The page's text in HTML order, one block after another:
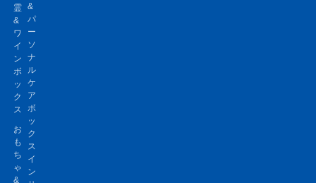
霊
&
ワ
イ
ン
ボ
ッ
ク
ス
お
も
ち
ゃ
&
&
パ
ー
ソ
ナ
ル
ケ
ア
ボ
ッ
ク
ス
イ
ン